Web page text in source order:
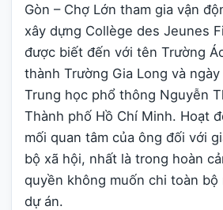
Gòn – Chợ Lớn tham gia vận
xây dựng Collège des Jeunes
được biết đến với tên Trường
thành Trường Gia Long và
Trung học phổ thông Nguyễn
Thành phố Hồ Chí Minh. Hoạt
mối quan tâm của ông đối với
bộ xã hội, nhất là trong hoàn
quyền không muốn chi toàn bộ
dự án.